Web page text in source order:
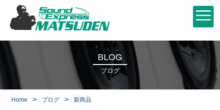
BLOG
ブログ
Home > ブログ > 新商品